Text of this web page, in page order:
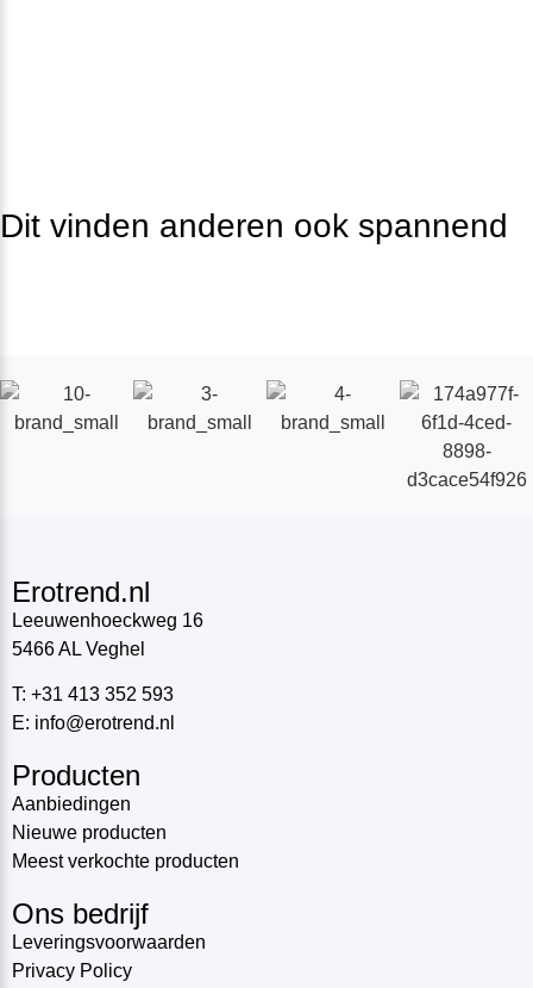
Dit vinden anderen ook spannend
Erotrend.nl
Leeuwenhoeckweg 16
5466 AL Veghel
T: +31 413 352 593
E: info@erotrend.nl
Producten
Aanbiedingen
Nieuwe producten
Meest verkochte producten
Ons bedrijf
Leveringsvoorwaarden
Privacy Policy